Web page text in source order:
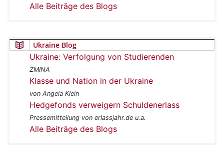
Alle Beiträge des Blogs
Ukraine Blog
Ukraine: Verfolgung von Studierenden
ZMINA
Klasse und Nation in der Ukraine
von Angela Klein
Hedgefonds verweigern Schuldenerlass
Pressemitteilung von erlassjahr.de u.a.
Alle Beiträge des Blogs